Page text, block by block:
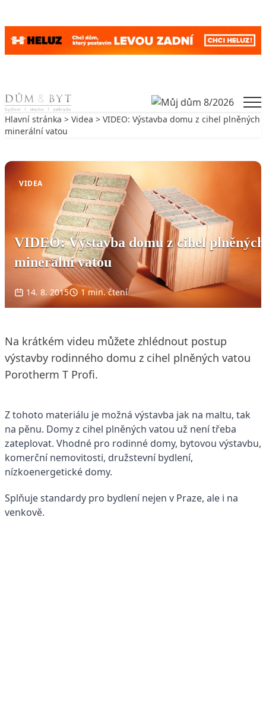
Skip to content
Hlavní stránka > Videa > VIDEO: Výstavba domu z cihel plněných
minerální vatou
VIDEA
VIDEO: Výstavba domu z cihel plněných
minerální vatou
14. 8. 2015 1 min. čtení
Na krátkém videu můžete zhlédnout postup
výstavby rodinného domu z cihel plněných vatou
Porotherm T Profi.
Z tohoto materiálu je možná výstavba jak na maltu, tak
na pěnu. Domy z cihel plněných vatou už není třeba
zateplovat. Vhodné pro rodinné domy, bytovou výstavbu,
komerční nemovitosti, družstevní bydlení,
nízkoenergetické domy.
Splňuje standardy pro bydlení nejen v Praze, ale i na
venkově.